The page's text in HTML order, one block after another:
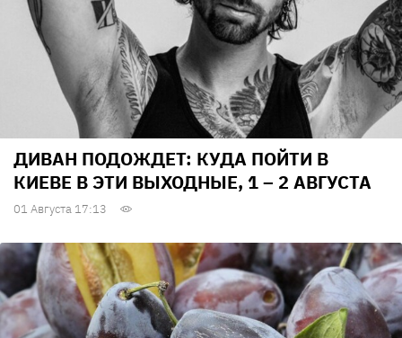
ДИВАН ПОДОЖДЕТ: КУДА ПОЙТИ В
КИЕВЕ В ЭТИ ВЫХОДНЫЕ, 1 – 2 АВГУСТА
01 Августа 17:13